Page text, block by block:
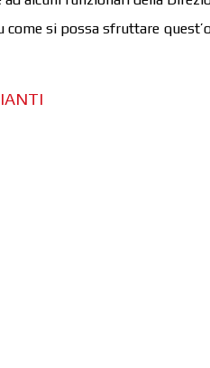
si possa sfruttare